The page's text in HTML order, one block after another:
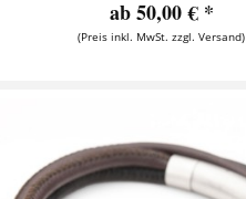
ab 50,00 € *
(Preis inkl. MwSt. zzgl. Versand)